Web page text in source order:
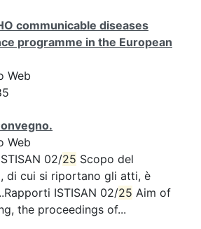
communicable diseases
programme in the European
Web
Web
02/25 Scopo del
di cui si riportano gli atti, è
ISTISAN 02/25 Aim of
the proceedings of...